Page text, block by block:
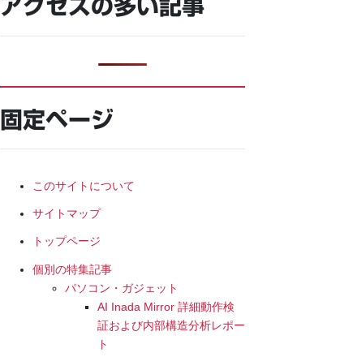
アクセスの多い記事
固定ページ
このサイトについて
サイトマップ
トップページ
個別の特集記事
パソコン・ガジェット
AI Inada Mirror 詳細動作検
証および内部構造分析レポー
ト